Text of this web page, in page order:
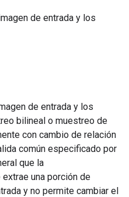
de entrada y los
de entrada y los
bilineal o muestreo de
con cambio de relación
común especificado por
que la
extrae una porción de
y no permite cambiar el